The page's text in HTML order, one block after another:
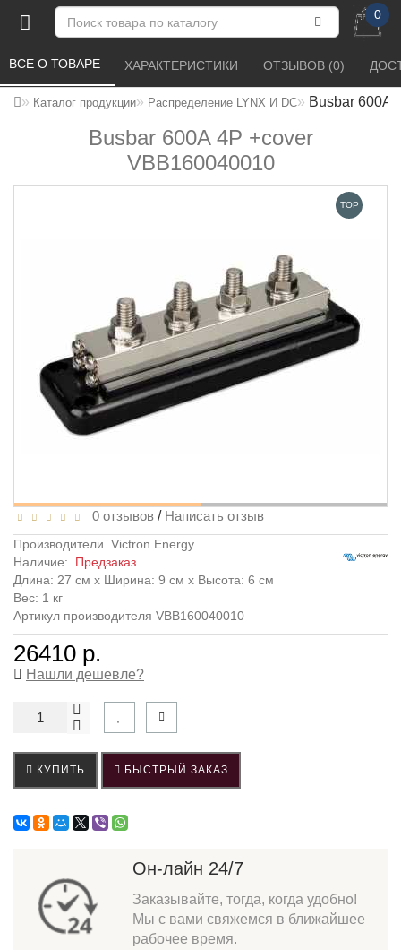
0
Каталог продукции Распределение LYNX И DC Busbar 600A
Busbar 600A 4P +cover
VBB160040010
ВСЕ О ТОВАРЕ ХАРАКТЕРИСТИКИ ОТЗЫВОВ (0)
TOP
0 отзывов / Написать отзыв
Производители Victron Energy
Наличие: Предзаказ
Длина: 27 см x Ширина: 9 см x Высота: 6 см
Вес: 1 кг
Артикул производителя VBB160040010
26410 р.
Нашли дешевле?
КУПИТЬ БЫСТРЫЙ ЗАКАЗ
Он-лайн 24/7
Заказывайте, тогда, когда удобно!
Мы с вами свяжемся в ближайшее
рабочее время.